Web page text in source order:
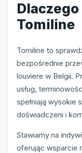
Tomiline
Tomiline to
bezpośrednie
louviere w Belgii.
usług,
spełniają wysokie
doświadczeni i
Stawiamy na
oferując wsparcie